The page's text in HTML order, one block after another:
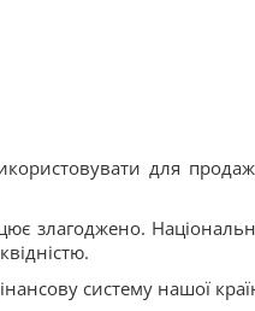
для
злагоджено.
систему нашої